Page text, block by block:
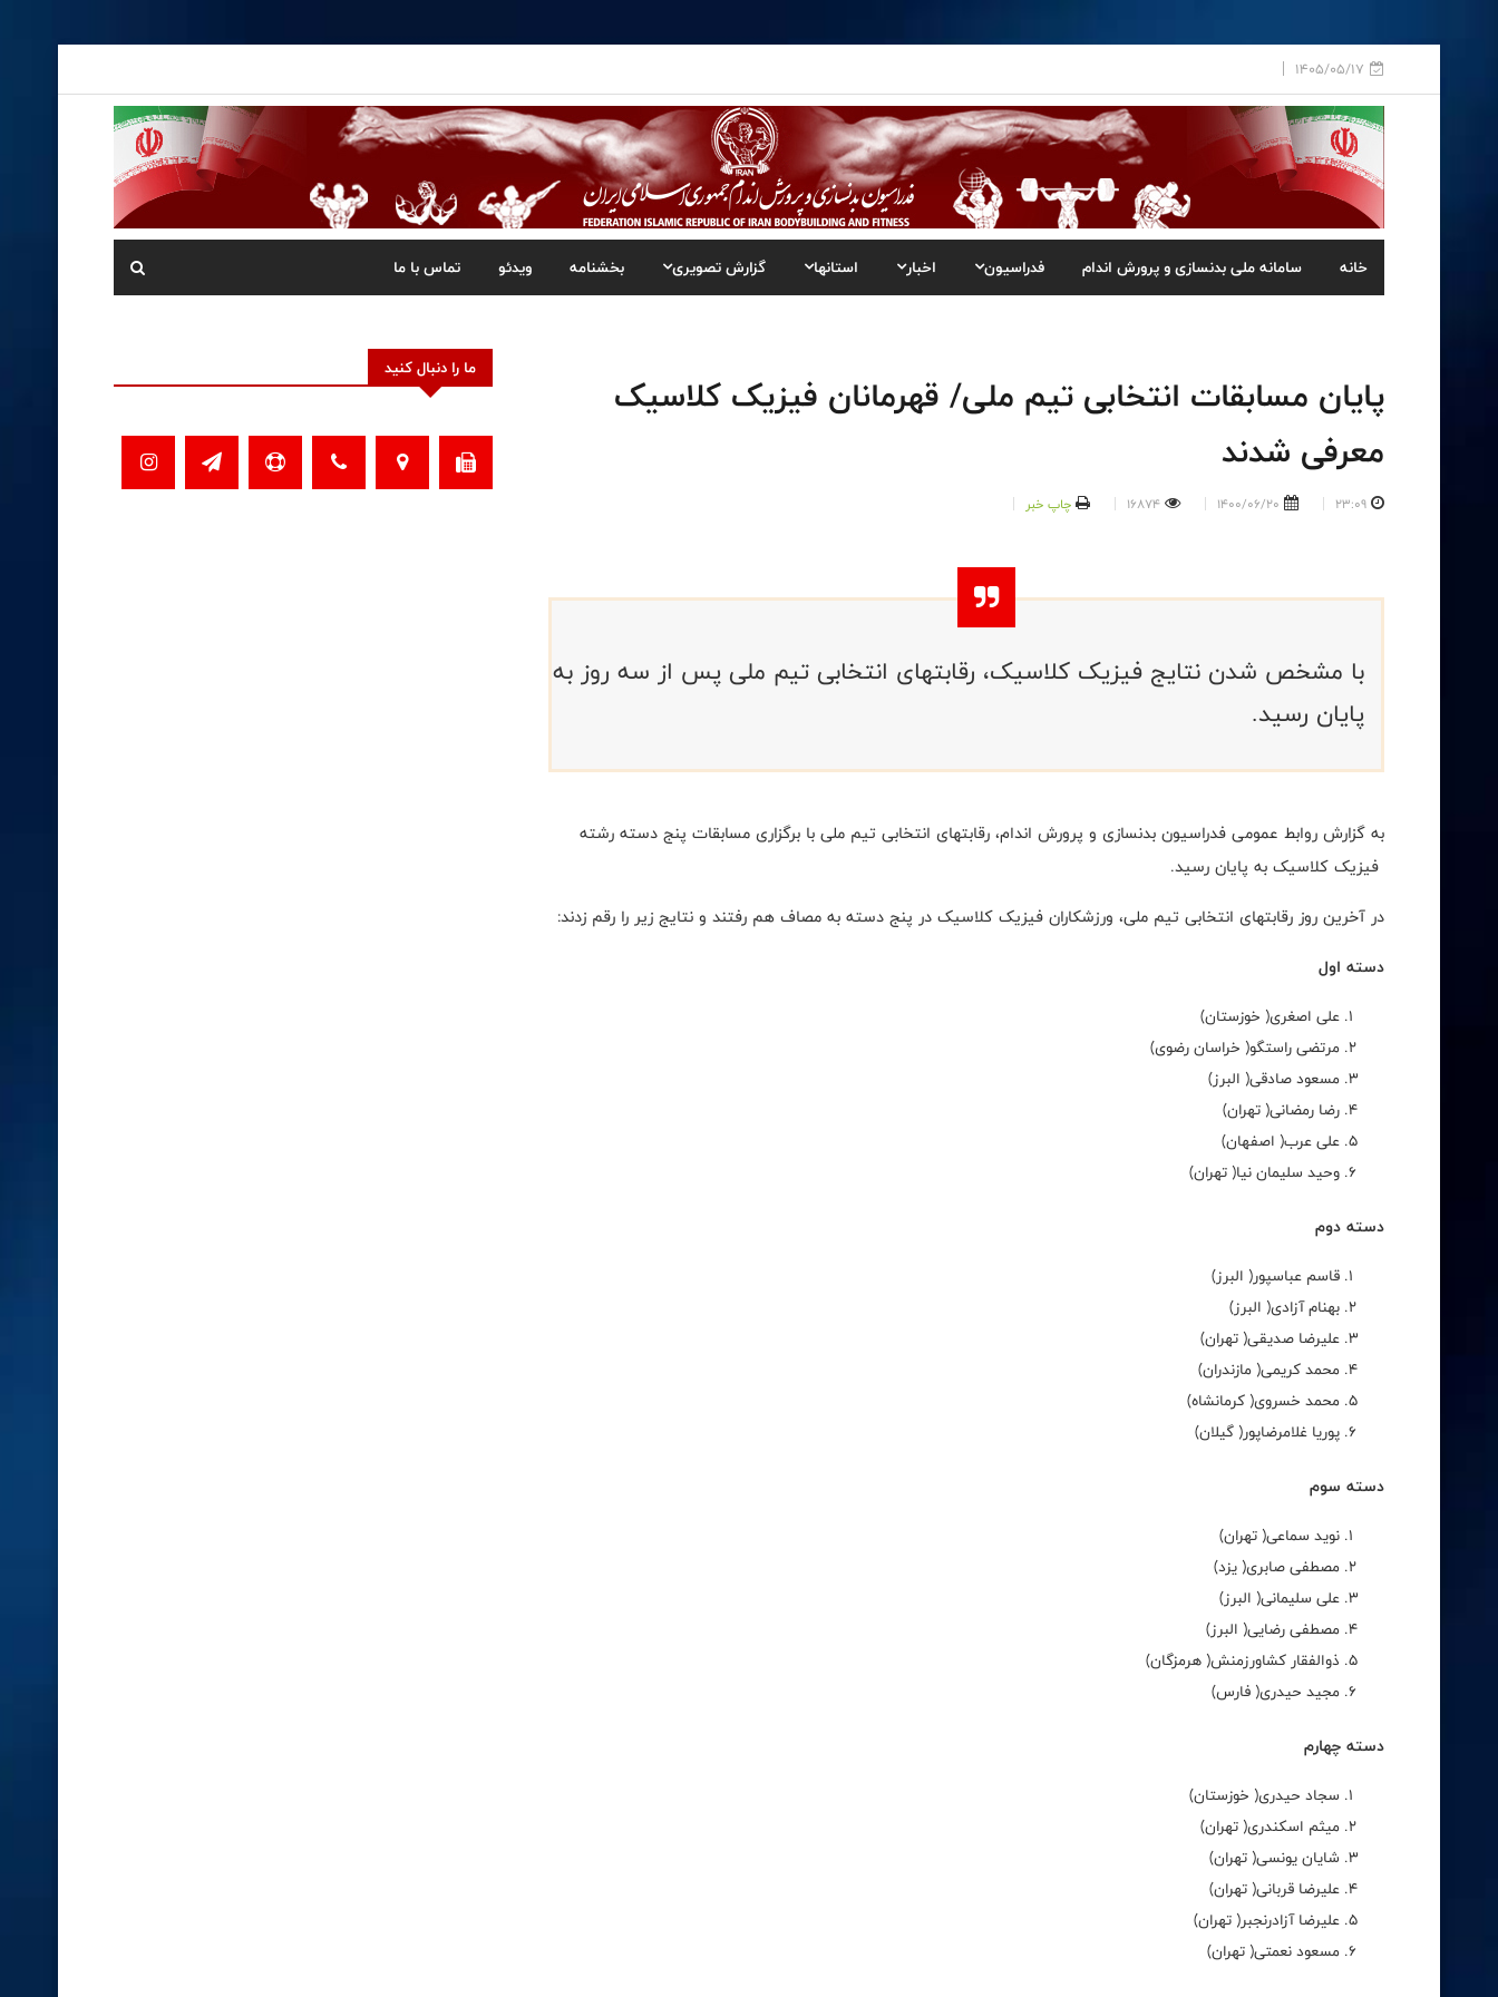
1405/05/17
خانه سامانه ملی بدنسازی و پرورش اندام فدراسیون اخبار استانها گزارش تصویری بخشنامه ویدئو تماس با ما
پایان مسابقات انتخابی تیم ملی/ قهرمانان فیزیک کلاسیک
معرفی شدند
23:09
1400/06/20
16874 چاپ خبر
با مشخص شدن نتایج فیزیک کلاسیک، رقابتهای انتخابی تیم ملی پس از سه روز به
پایان رسید.
به گزارش روابط عمومی فدراسیون بدنسازی و پرورش اندام، رقابتهای انتخابی تیم ملی با برگزاری مسابقات پنج دسته رشته
فیزیک کلاسیک به پایان رسید.
در آخرین روز رقابتهای انتخابی تیم ملی، ورزشکاران فیزیک کلاسیک در پنج دسته به مصاف هم رفتند و نتایج زیر را رقم زدند:
دسته اول
علی اصغری( خوزستان)
مرتضی راستگو( خراسان رضوی)
مسعود صادقی( البرز)
رضا رمضانی( تهران)
علی عرب( اصفهان)
وحید سلیمان نیا( تهران)
دسته دوم
قاسم عباسپور( البرز)
بهنام آزادی( البرز)
علیرضا صدیقی( تهران)
محمد کریمی( مازندران)
محمد خسروی( کرمانشاه)
پوریا غلامرضاپور( گیلان)
دسته سوم
نوید سماعی( تهران)
مصطفی صابری( یزد)
علی سلیمانی( البرز)
مصطفی رضایی( البرز)
ذوالفقار کشاورزمنش( هرمزگان)
مجید حیدری( فارس)
دسته چهارم
سجاد حیدری( خوزستان)
میثم اسکندری( تهران)
شایان یونسی( تهران)
علیرضا قربانی( تهران)
علیرضا آزادرنجبر( تهران)
مسعود نعمتی( تهران)
ما را دنبال کنید